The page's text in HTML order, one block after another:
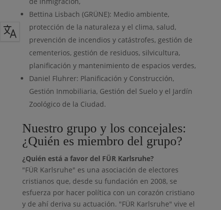
Bettina Lisbach (GRÜNE): Medio ambiente,
protección de la naturaleza y el clima, salud,
prevención de incendios y catástrofes, gestión de
cementerios, gestión de residuos, silvicultura,
planificación y mantenimiento de espacios verdes,
Daniel Fluhrer: Planificación y Construcción,
Gestión Inmobiliaria, Gestión del Suelo y el Jardín
Zoológico de la Ciudad.
Nuestro grupo y los concejales:
¿Quién es miembro del grupo?
¿Quién está a favor del FÜR Karlsruhe?
"FÜR Karlsruhe" es una asociación de electores
cristianos que, desde su fundación en 2008, se
esfuerza por hacer política con un corazón cristiano
y de ahí deriva su actuación. "FÜR Karlsruhe" vive el